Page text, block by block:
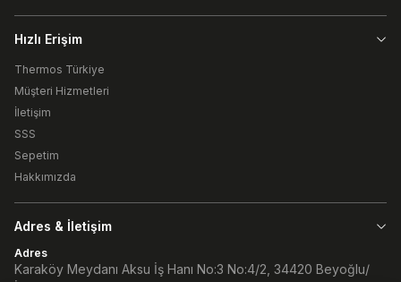
Hızlı Erişim
Thermos Türkiye
Müşteri Hizmetleri
İletişim
SSS
Sepetim
Hakkımızda
Adres & İletişim
Adres
Karaköy Meydanı Aksu İş Hanı No:3 No:4/2, 34420 Beyoğlu/